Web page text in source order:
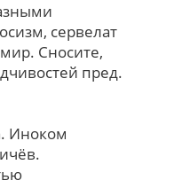
сервелат
Сносите,
пред.
Иноком